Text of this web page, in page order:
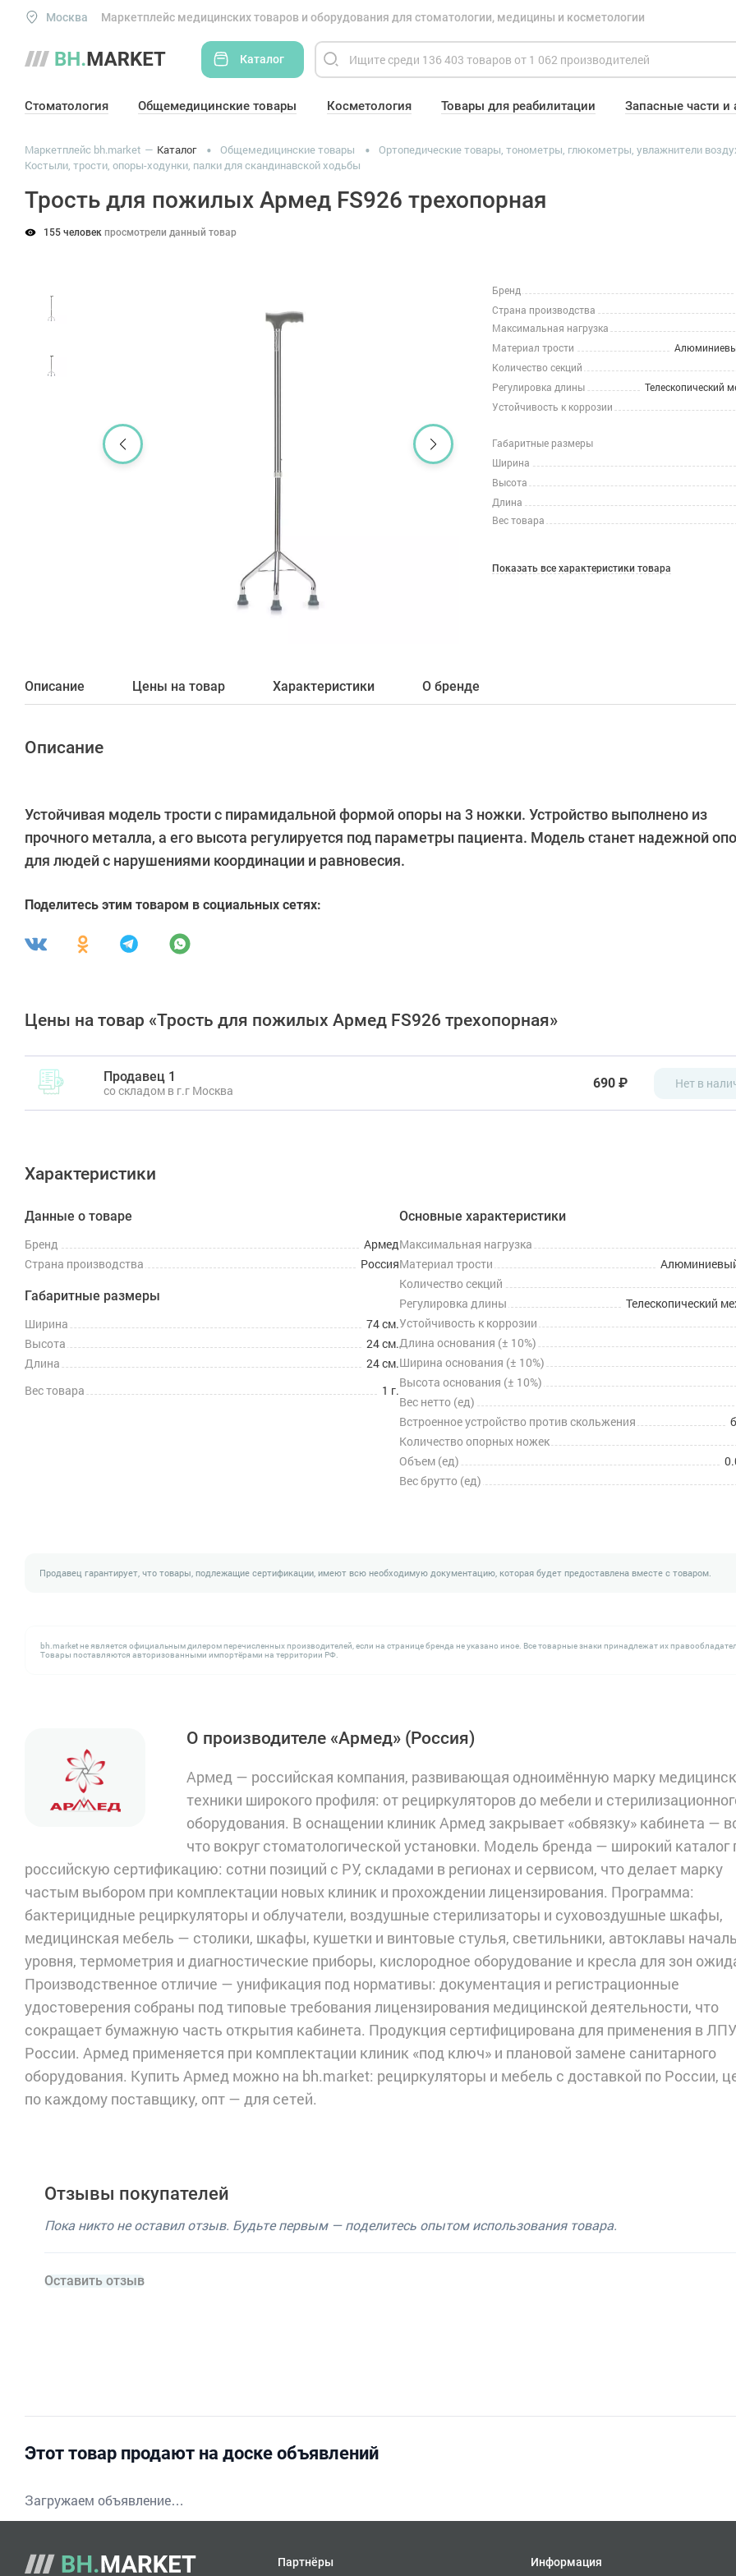
Москва Маркетплейс медицинских товаров и оборудования для стоматологии, медицины и косметологии
Каталог
Стоматология Общемедицинские товары Косметология Товары для реабилитации Запасные части и
Маркетплейс bh.market Каталог Общемедицинские товары
Ортопедические товары, тонометры, глюкометры, увлажнители
Костыли, трости, опоры-ходунки, палки для скандинавской ходьбы
Трость для пожилых Армед FS926 трехопорная
155 человек просмотрели данный товар
Бренд
Страна производства
Максимальная нагрузка
Материал трости
Количество секций
Регулировка длины
Телескопический
Устойчивость к коррозии
Габаритные размеры
Ширина
Высота
Длина
Вес товара
Показать все характеристики товара
Описание Цены на товар Характеристики О бренде
Описание
Устойчивая модель трости с пирамидальной формой опоры на 3 ножки. Устройство выполнено из
прочного металла, а его высота регулируется под параметры пациента. Модель станет надежной
для людей с нарушениями координации и равновесия.
Поделитесь этим товаром в социальных сетях:
Цены на товар «Трость для пожилых Армед FS926 трехопорная»
Продавец 1
со складом в г.г Москва
690 ₽ Нет в
Характеристики
Данные о товаре
Бренд
Армед
Страна производства
Россия
Габаритные размеры
Ширина
74 см.
Высота
24 см.
Длина
24 см.
Вес товара
1 г.
Основные характеристики
Максимальная нагрузка
Материал трости
Количество секций
Регулировка длины
Телескопический
Устойчивость к коррозии
Длина основания (± 10%)
Ширина основания (± 10%)
Высота основания (± 10%)
Вес нетто (ед)
Встроенное устройство против скольжения
Количество опорных ножек
Объем (ед)
Вес брутто (ед)
Продавец гарантирует, что товары, подлежащие сертификации, имеют всю необходимую документацию, которая будет предоставлена вместе с товаром.
bh.market не является официальным дилером перечисленных производителей, если на странице бренда не указано иное. Все товарные знаки принадлежат их
Товары поставляются авторизованными импортёрами на территории РФ.
О производителе «Армед» (Россия)
Армед — российская компания, развивающая одноимённую марку
техники широкого профиля: от рециркуляторов до мебели и
оборудования. В оснащении клиник Армед закрывает «обвязку» кабинета —
что вокруг стоматологической установки. Модель бренда — широкий каталог
российскую сертификацию: сотни позиций с РУ, складами в регионах и сервисом, что делает марку
частым выбором при комплектации новых клиник и прохождении лицензирования. Программа:
бактерицидные рециркуляторы и облучатели, воздушные стерилизаторы и суховоздушные шкафы,
медицинская мебель — столики, шкафы, кушетки и винтовые стулья, светильники, автоклавы
уровня, термометрия и диагностические приборы, кислородное оборудование и кресла для зон
Производственное отличие — унификация под нормативы: документация и регистрационные
удостоверения собраны под типовые требования лицензирования медицинской деятельности, что
сокращает бумажную часть открытия кабинета. Продукция сертифицирована для применения в ЛПУ
России. Армед применяется при комплектации клиник «под ключ» и плановой замене санитарного
оборудования. Купить Армед можно на bh.market: рециркуляторы и мебель с доставкой по России,
по каждому поставщику, опт — для сетей.
Отзывы покупателей
Пока никто не оставил отзыв. Будьте первым — поделитесь опытом использования товара.
Оставить отзыв
Этот товар продают на доске объявлений
Загружаем объявление…
Партнёры Информация